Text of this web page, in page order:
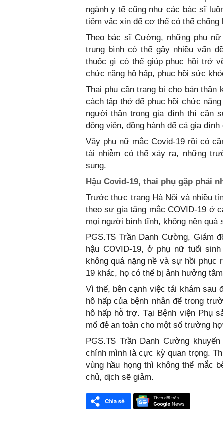
ngành y tế cũng như các bác sĩ
tiêm vắc xin để cơ thể có thể
Theo bác sĩ Cường, những phụ
trung bình có thể gây nhiều vấn
thuốc gì có thể giúp phục hồi trở
chức năng hô hấp, phục hồi sức
Thai phụ cần trang bị cho bản
cách tập thở để phục hồi chức
người thân trong gia đình thì cần
động viên, đồng hành để cả gia
Vậy phụ nữ mắc Covid-19 rồi có
tái nhiễm có thể xảy ra, những
sung.
Hậu Covid-19, thai phụ gặp phải
Trước thực trạng Hà Nội và nhiều
theo sự gia tăng mắc COVID-19 ở
mọi người bình tĩnh, không nên quá
PGS.TS Trần Danh Cường, Giám
hậu COVID-19, ở phụ nữ tuổi
không quá nặng nề và sự hồi phục
19 khác, họ có thể bị ảnh hưởng
Vì thế, bên cạnh việc tái khám sau
hô hấp của bệnh nhân để trong
hô hấp hỗ trợ. Tại Bệnh viện Phụ
mổ đẻ an toàn cho một số trường
PGS.TS Trần Danh Cường
chính mình là cực kỳ quan trọng.
vùng hầu họng thì không thể mắc
chủ, dịch sẽ giảm.